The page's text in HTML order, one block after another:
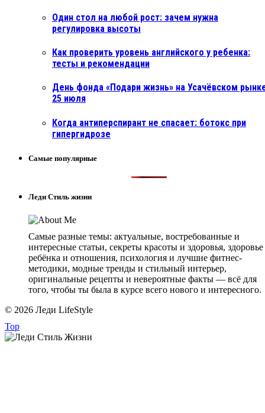
Один стол на любой рост: зачем нужна
регулировка высоты
Как проверить уровень английского у ребенка:
тесты и рекомендации
День фонда «Подари жизнь» на Усачёвском
25 июля
Когда антиперспирант не спасает: ботокс при
гипергидрозе
Самые популярные
Леди Стиль жизни
Самые разные темы: актуальные, востребованные и
интересные статьи, секреты красоты и здоровья, здоровье
ребёнка и отношения, психология и лучшие фитнес-
методики, модные тренды и стильный интерьер,
оригинальные рецепты и невероятные факты — всё для
того, чтобы ты была в курсе всего нового и интересного.
© 2026 Леди LifeStyle
Top